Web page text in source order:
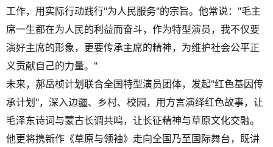
工作，用实际行动践行"为人民服务"的宗旨。他常说："毛主
席一生都在为人民的利益而奋斗，作为特型演员，我不仅要
演好主席的形象，更要传承主席的精神，为维护社会公平正
义贡献自己的力量。"
未来，郝岳桢计划联合全国特型演员团体，发起"红色基因传
承计划"，深入边疆、乡村、校园，用方言演绎红色故事，让
毛泽东诗词与蒙古长调共鸣，让长征精神与草原文化交融。
他更将携新作《草原与领袖》走向全国乃至国际舞台，既讲